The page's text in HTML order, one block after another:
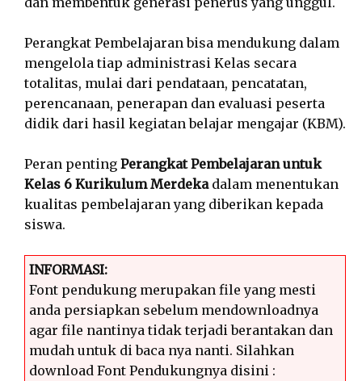
Perangkat Pembelajaran bisa mendukung dalam
mengelola tiap administrasi Kelas secara
totalitas, mulai dari pendataan, pencatatan,
perencanaan, penerapan dan evaluasi peserta
didik dari hasil kegiatan belajar mengajar (KBM).
Peran penting Perangkat Pembelajaran untuk
Kelas 6 Kurikulum Merdekadalam menentukan
kualitas pembelajaran yang diberikan kepada
siswa.
INFORMASI:
Font pendukung merupakan file yang mesti
anda persiapkan sebelum mendownloadnya
agar file nantinya tidak terjadi berantakan dan
mudah untuk di baca nya nanti. Silahkan
download Font Pendukungnya disini :